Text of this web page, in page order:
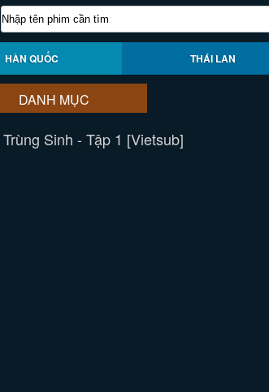
HÀN QUỐC THÁI LAN
DANH MỤC
Sinh - Tập 1 [Vietsub]